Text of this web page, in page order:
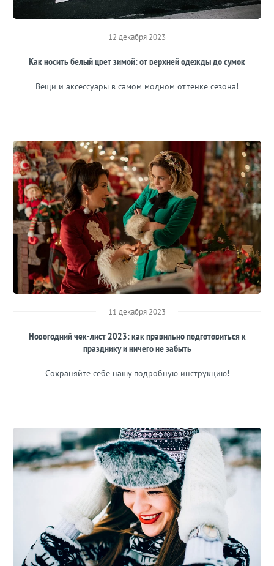
12 декабря 2023
Как носить белый цвет зимой: от верхней одежды до сумок
Вещи и аксессуары в самом модном оттенке сезона!
11 декабря 2023
Новогодний чек-лист 2023: как правильно подготовиться к
празднику и ничего не забыть
Сохраняйте себе нашу подробную инструкцию!